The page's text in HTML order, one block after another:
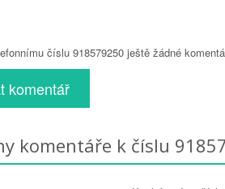
číslu 918579250 ještě žádné
komentář
komentáře k číslu